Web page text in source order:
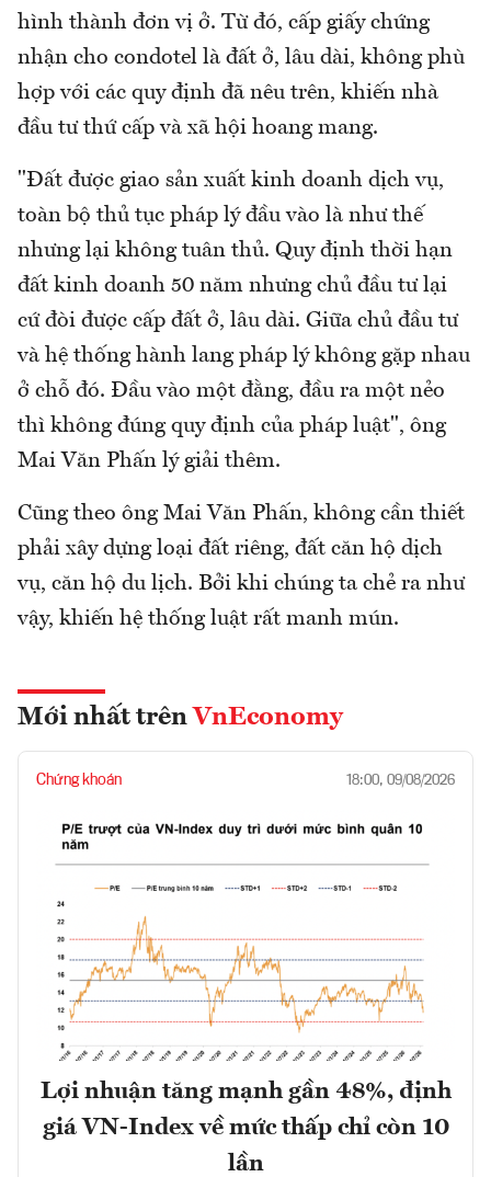
hình thành đơn vị ở. Từ đó, cấp giấy chứng
nhận cho condotel là đất ở, lâu dài, không phù
hợp với các quy định đã nêu trên, khiến nhà
đầu tư thứ cấp và xã hội hoang mang.
"Đất được giao sản xuất kinh doanh dịch vụ,
toàn bộ thủ tục pháp lý đầu vào là như thế
nhưng lại không tuân thủ. Quy định thời hạn
đất kinh doanh 50 năm nhưng chủ đầu tư lại
cứ đòi được cấp đất ở, lâu dài. Giữa chủ đầu tư
và hệ thống hành lang pháp lý không gặp nhau
ở chỗ đó. Đầu vào một đằng, đầu ra một nẻo
thì không đúng quy định của pháp luật", ông
Mai Văn Phấn lý giải thêm.
Cũng theo ông Mai Văn Phấn, không cần thiết
phải xây dựng loại đất riêng, đất căn hộ dịch
vụ, căn hộ du lịch. Bởi khi chúng ta chẻ ra như
vậy, khiến hệ thống luật rất manh mún.
Mới nhất trên VnEconomy
Chứng khoán 18:00, 09/08/2026
Lợi nhuận tăng mạnh gần 48%, định
giá VN-Index về mức thấp chỉ còn 10
lần